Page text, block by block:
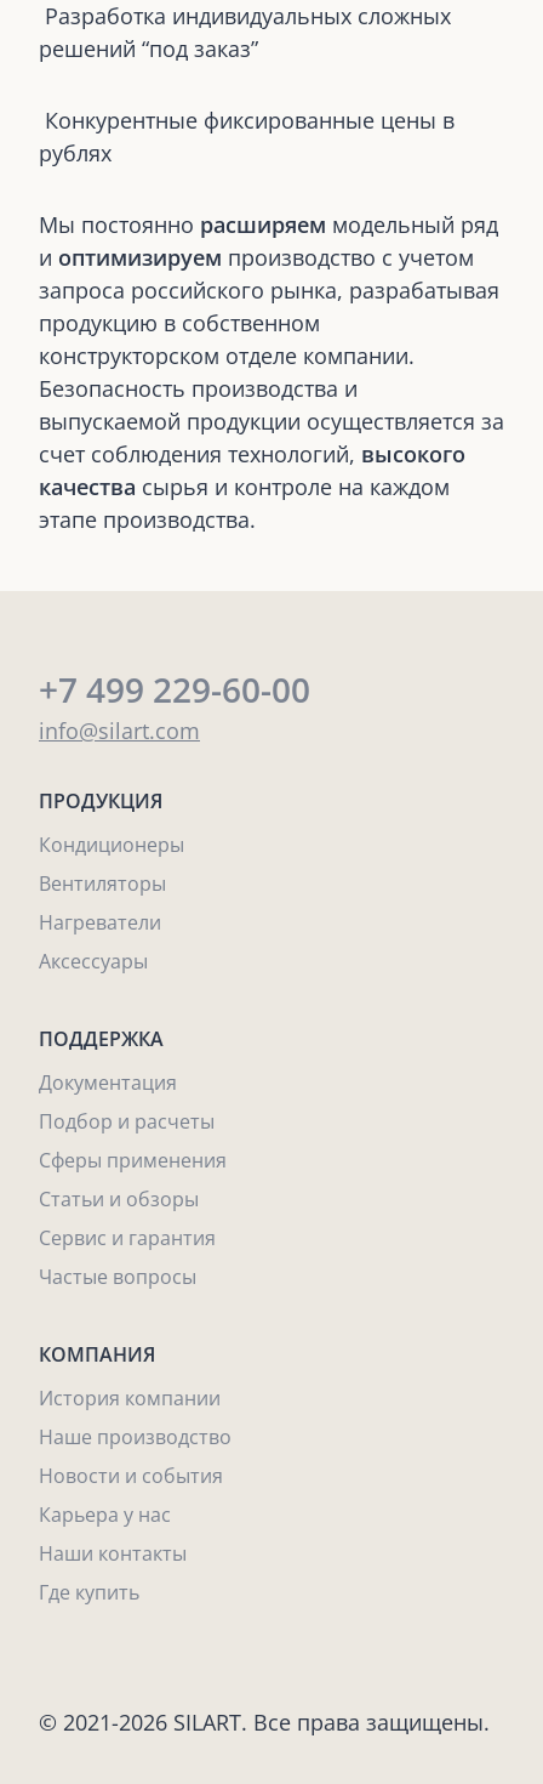
Разработка индивидуальных сложных
решений “под заказ”
Конкурентные фиксированные цены в
рублях
Мы постоянно расширяем модельный ряд
и оптимизируем производство с учетом
запроса российского рынка, разрабатывая
продукцию в собственном
конструкторском отделе компании.
Безопасность производства и
выпускаемой продукции осуществляется за
счет соблюдения технологий, высокого
качества сырья и контроле на каждом
этапе производства.
+7 499 229-60-00
info@silart.com
ПРОДУКЦИЯ
Кондиционеры
Вентиляторы
Нагреватели
Аксессуары
ПОДДЕРЖКА
Документация
Подбор и расчеты
Сферы применения
Статьи и обзоры
Сервис и гарантия
Частые вопросы
КОМПАНИЯ
История компании
Наше производство
Новости и события
Карьера у нас
Наши контакты
Где купить
© 2021-2026 SILART. Все права защищены.